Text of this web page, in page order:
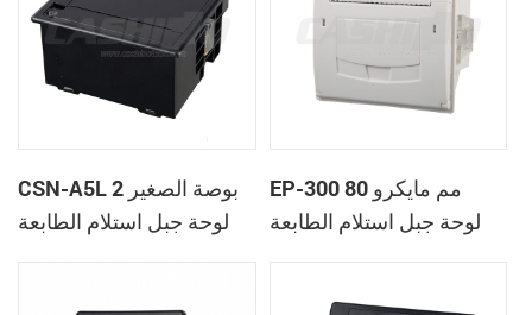
CSN-A5L 2 بوصة الصغير
لوحة جبل استلام الطابعة
EP-300 80 مم مايكرو
لوحة جبل استلام الطابعة